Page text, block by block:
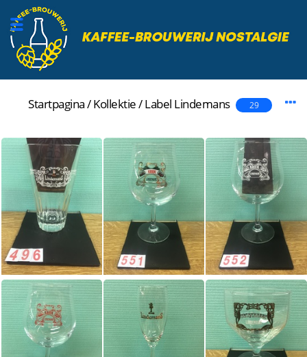
Startpagina/Kollektie/Label Lindemans 29